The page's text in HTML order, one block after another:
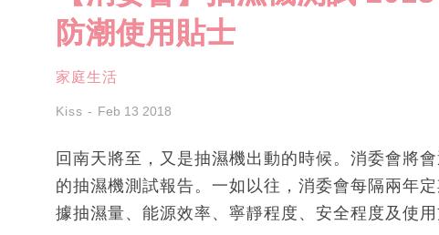
防潮使用貼士
家庭生活
Kiss Feb 13 2018
回南天將至，又是抽濕機出動的時候。消委會將
的抽濕機測試報告。一如以往，消委會每隔兩年
據抽濕量、能源效率、寧靜程度、安全程度及使用